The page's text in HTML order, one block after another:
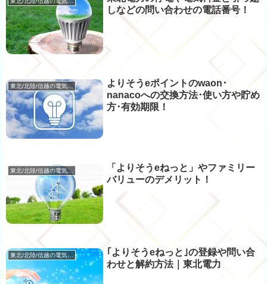
しなどの問い合わせの電話番号！
東北/北陸/信越の電気･ガス
よりそうeポイントのwaon･
nanacoへの交換方法･使い方や貯め
方･有効期限！
東北/北陸/信越の電気･ガス
「よりそうeねっと」やファミリー
バリューのデメリット！
東北/北陸/信越の電気･ガス
｢よりそうeねっと｣の登録や問い合
わせと解約方法｜東北電力